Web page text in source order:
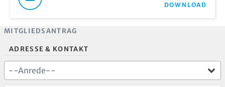
DOWNLOAD
MITGLIEDSANTRAG
ADRESSE & KONTAKT
--Anrede--